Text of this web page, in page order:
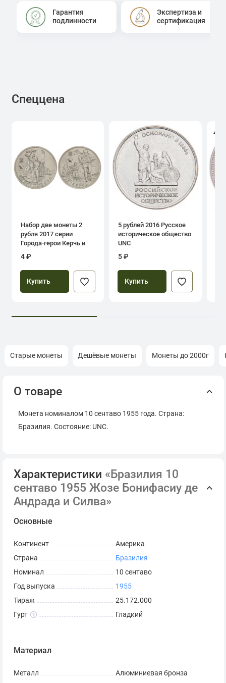
Гарантия
подлинности
Экспертиза и
сертификация
Спеццена
Набор две монеты 2
рубля 2017 серии
Города-герои Керчь и
Севастополь
4 ₽
Купить
5 рублей 2016 Русское
историческое общество
UNC
5 ₽
Купить
4.0
Старые монеты Дешёвые монеты Монеты до 2000г
О товаре
Монета номиналом 10 сентаво 1955 года. Страна:
Бразилия. Состояние: UNC.
Характеристики «Бразилия 10
сентаво 1955 Жозе Бонифасиу де
Андрада и Силва»
Основные
Континент
Америка
Страна
Бразилия
Номинал
10 сентаво
Год выпуска
1955
Тираж
25.172.000
Гурт
Гладкий
Материал
Металл Алюминиевая бронза